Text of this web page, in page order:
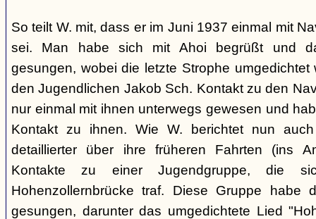
So teilt W. mit, dass er im Juni 1937 einmal mit
sei. Man habe sich mit Ahoi begrüßt und
gesungen, wobei die letzte Strophe
den Jugendlichen Jakob Sch. Kontakt zu den
nur einmal mit ihnen unterwegs gewesen und
Kontakt zu ihnen. Wie W. berichtet nun
detaillierter über ihre früheren Fahrten (ins
Kontakte zu einer Jugendgruppe, die
Hohenzollernbrücke traf. Diese Gruppe habe
gesungen, darunter das umgedichtete Lied